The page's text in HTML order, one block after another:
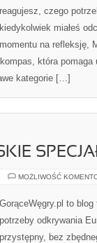
reagujesz, czego
kiedykolwiek miałeś
momentu na refleksję,
która pomaga
kategorie […]
MOŻLIWOŚĆ
GorąceWęgry.pl to
potrzeby odkrywania
przystępny, bez